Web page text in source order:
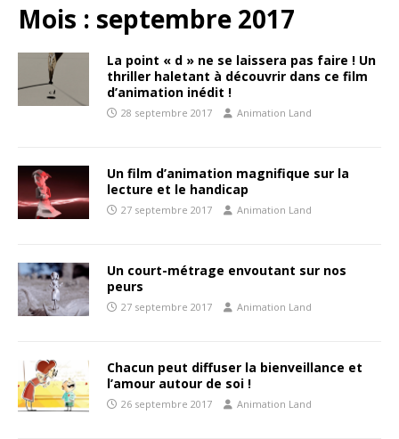
Mois : septembre 2017
La point « d » ne se laissera pas faire ! Un
thriller haletant à découvrir dans ce film
d’animation inédit !
28 septembre 2017 Animation Land
Un film d’animation magnifique sur la
lecture et le handicap
27 septembre 2017 Animation Land
Un court-métrage envoutant sur nos
peurs
27 septembre 2017 Animation Land
Chacun peut diffuser la bienveillance et
l’amour autour de soi !
26 septembre 2017 Animation Land